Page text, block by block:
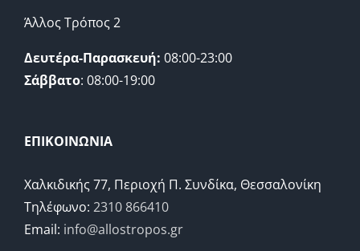
Άλλος Τρόπος 2
Δευτέρα-Παρασκευή: 08:00-23:00
Σάββατο: 08:00-19:00
ΕΠΙΚΟΙΝΩΝΙΑ
Χαλκιδικής 77, Περιοχή Π. Συνδίκα, Θεσσαλονίκη
Τηλέφωνο: 2310 866410
Email: info@allostropos.gr